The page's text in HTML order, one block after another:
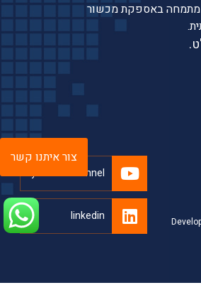
צור איתנו קשר
מתמחה באספקת מכשור
youtube channel
linkedin